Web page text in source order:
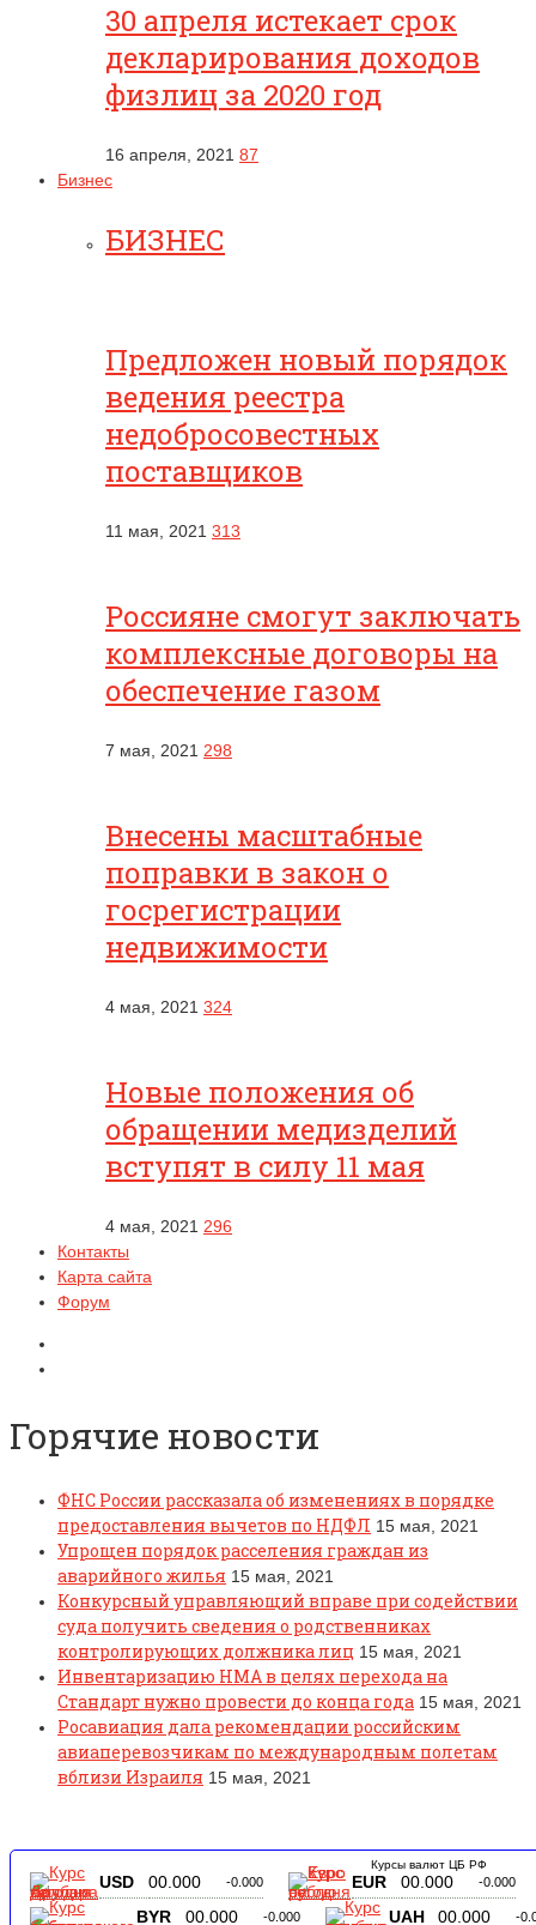
30 апреля истекает срок
декларирования доходов
физлиц за 2020 год
16 апреля, 2021 87
Бизнес
БИЗНЕС
Предложен новый порядок
ведения реестра
недобросовестных
поставщиков
11 мая, 2021 313
Россияне смогут заключать
комплексные договоры на
обеспечение газом
7 мая, 2021 298
Внесены масштабные
поправки в закон о
госрегистрации
недвижимости
4 мая, 2021 324
Новые положения об
обращении медизделий
вступят в силу 11 мая
4 мая, 2021 296
Контакты
Карта сайта
Форум
Горячие новости
ФНС России рассказала об изменениях в порядке
предоставления вычетов по НДФЛ 15 мая, 2021
Упрощен порядок расселения граждан из
аварийного жилья 15 мая, 2021
Конкурсный управляющий вправе при содействии
суда получить сведения о родственниках
контролирующих должника лиц 15 мая, 2021
Инвентаризацию НМА в целях перехода на
Стандарт нужно провести до конца года 15 мая, 2021
Росавиация дала рекомендации российским
авиаперевозчикам по международным полетам
вблизи Израиля 15 мая, 2021
Курсы валют ЦБ РФ
USD 00.000 -0.000 EUR 00.000 -0.000
BYR 00.000 -0.000 UAH 00.000 -